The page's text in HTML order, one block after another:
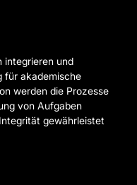
integrieren und
für akademische
werden die Prozesse
von Aufgaben
gewährleistet